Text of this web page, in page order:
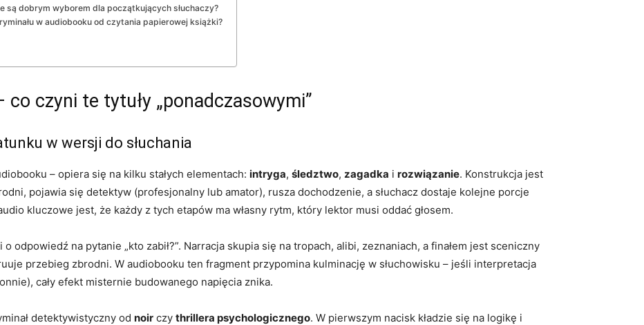
są dobrym wyborem dla początkujących słuchaczy?
w audiobooku od czytania papierowej książki?
co czyni te tytuły „ponadczasowymi”
w wersji do słuchania
– opiera się na kilku stałych elementach: intryga, śledztwo, zagadka i rozwiązanie. Konstrukcja jest
pojawia się detektyw (profesjonalny lub amator), rusza dochodzenie, a słuchacz dostaje kolejne porcje
kluczowe jest, że każdy z tych etapów ma własny rytm, który lektor musi oddać głosem.
odpowiedź na pytanie „kto zabił?”. Narracja skupia się na tropach, alibi, zeznaniach, a finałem jest sceniczny
przebieg zbrodni. W audiobooku ten fragment przypomina kulminację w słuchowisku – jeśli interpretacja
cały efekt misternie budowanego napięcia znika.
detektywistyczny od noir czy thrillera psychologicznego. W pierwszym nacisk kładzie się na logikę i